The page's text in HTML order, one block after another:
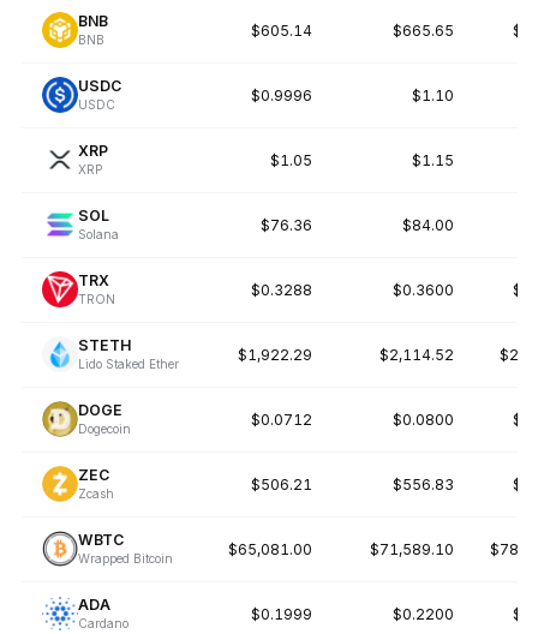
BNB
BNB
$605.14 $665.65
USDC
USDC
$0.9996 $1.10
XRP
XRP
$1.05 $1.15
SOL
Solana
$76.36 $84.00
TRX
TRON
$0.3288 $0.3600
STETH
Lido Staked Ether
$1,922.29 $2,114.52
DOGE
Dogecoin
$0.0712 $0.0800
ZEC
Zcash
$506.21 $556.83
WBTC
Wrapped Bitcoin
$65,081.00 $71,589.10
ADA
Cardano
$0.1999 $0.2200